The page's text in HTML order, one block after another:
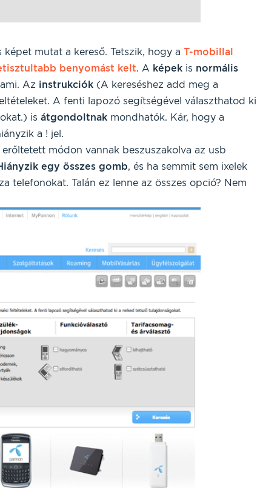
mutat a kereső. Tetszik, hogy a T-mobillal
benyomást kelt. A képekis normális
Az instrukciók(A kereséshez add meg a
A fenti lapozó segítségével választhatod ki
is átgondoltnakmondhatók. Kár, hogy a
a ! jel.
módon vannak beszuszakolva az usb
egy összes gomb, és ha semmit sem ixelek
telefonokat. Talán ez lenne az összes opció? Nem